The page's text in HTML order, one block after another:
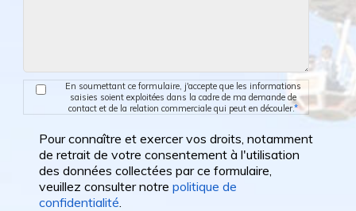
En soumettant ce formulaire, j'accepte que les informations
saisies soient exploitées dans la cadre de ma demande de
contact et de la relation commerciale qui peut en découler.*
Pour connaître et exercer vos droits, notamment
de retrait de votre consentement à l'utilisation
des données collectées par ce formulaire,
veuillez consulter notrepolitique de
confidentialité